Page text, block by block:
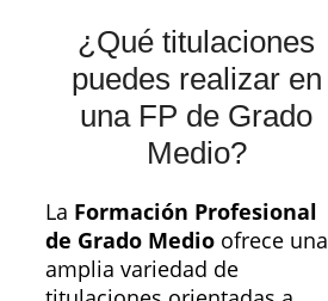
¿Qué titulaciones
puedes realizar en
una FP de Grado
Medio?
La Formación Profesional
de Grado Medio ofrece una
amplia variedad de